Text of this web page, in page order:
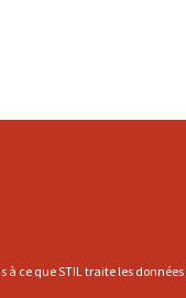
à ce que STIL traite les